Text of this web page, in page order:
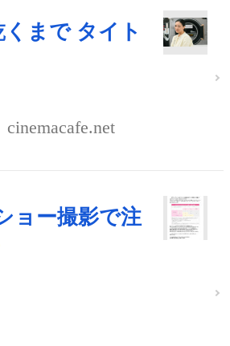
まで タイト
cinemacafe.net
ョー撮影で注